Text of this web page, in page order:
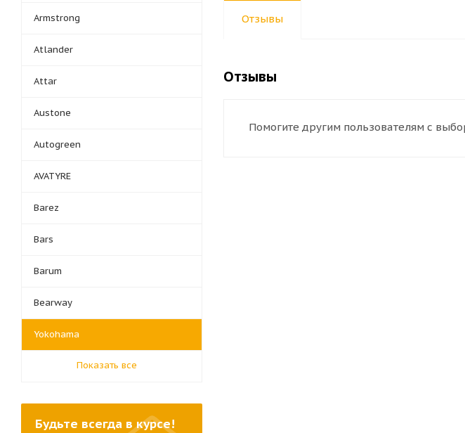
Отзывы
Отзывы
Помогите другим пользователям с
Armstrong
Atlander
Attar
Austone
Autogreen
AVATYRE
Barez
Bars
Barum
Bearway
Yokohama
Показать все
Будьте всегда в курсе!